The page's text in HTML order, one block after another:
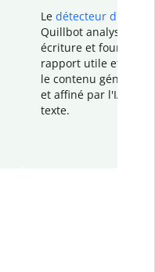
Le détecteur d'IA
Quillbot analyse votre
écriture et fournit un
rapport utile et
le contenu généré
et affiné par l'IA
texte.